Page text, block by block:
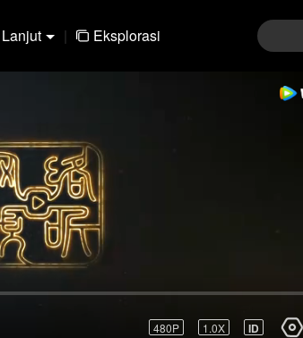
Lanjut | Eksplorasi